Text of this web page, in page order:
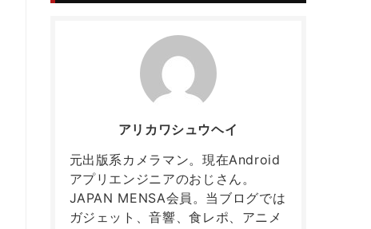
アリカワシュウヘイ
元出版系カメラマン。現在Android
アプリエンジニアのおじさん。
JAPAN MENSA会員。当ブログでは
ガジェット、音響、食レポ、アニメ